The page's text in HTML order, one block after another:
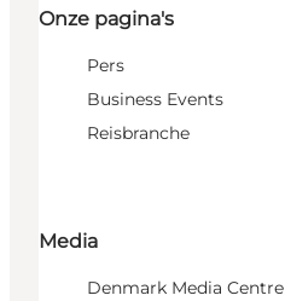
Onze pagina's
Pers
Business Events
Reisbranche
Media
Denmark Media Centre